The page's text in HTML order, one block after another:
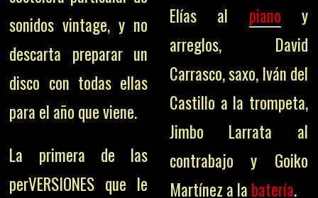
sonidos vintage, y no
descarta preparar un
disco con todas ellas
para el año que viene.
La primera de las
perVERSIONES que le
Elías al piano y
arreglos, David
Carrasco, saxo, Iván del
Castillo a la trompeta,
Jimbo Larrata al
contrabajo y Goiko
Martínez a la batería.